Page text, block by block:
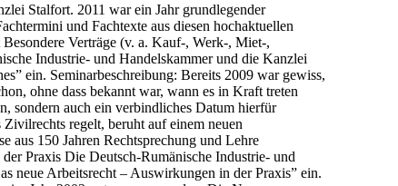
Stalfort. 2011 war ein Jahr grundlegender
und Fachtexte aus diesen hochaktuellen
Verträge (v. a. Kauf-, Werk-, Miet-,
Industrie- und Handelskammer und die Kanzlei
ein. Seminarbeschreibung: Bereits 2009 war gewiss,
ohne dass bekannt war, wann es in Kraft treten
sondern auch ein verbindliches Datum hierfür
regelt, beruht auf einem neuen
aus 150 Jahren Rechtsprechung und Lehre
Praxis Die Deutsch-Rumänische Industrie- und
neue Arbeitsrecht – Auswirkungen in der Praxis” ein.